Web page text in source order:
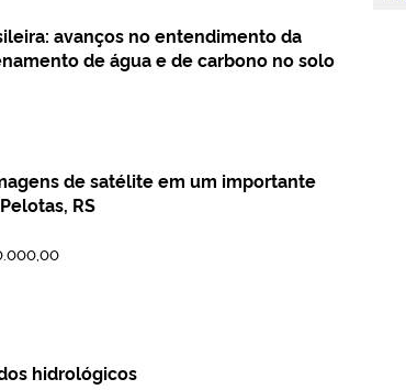
avanços no entendimento da
de água e de carbono no solo
de satélite em um importante
RS
hidrológicos